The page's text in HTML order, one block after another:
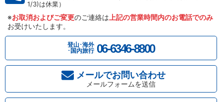
1/3)は休業）
※お取消およびご変更のご連絡は 上記の営業時間内のお電話でのみ
お受けいたします。
登山･海外
･国内旅行 06-6346-8800
メールでお問い合わせ
メールフォームを送信